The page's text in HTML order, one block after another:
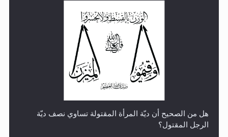
هل من الصحيح أن ديّة المرأة المقتولة تساوي نصف ديّة
الرجل المقتول؟